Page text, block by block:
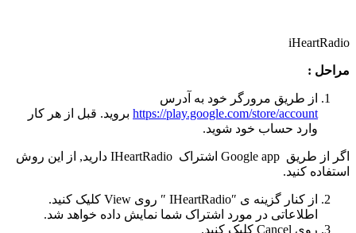
iHeartRadio
مراحل :
از طریق مرورگر خود به آدرس
https://play.google.com/store/account بروید. قبل از هر کار
وارد حساب خود شوید.
اگر از طریق Google app اشتراک IHeartRadio دارید, از این روش
استفاده کنید.
از کنار گزینه ی ″IHeartRadio ″ روی View کلیک کنید.
اطلاعاتی در مورد اشتراک شما نمایش داده خواهد شد.
روی Cancel کلیک کنید.